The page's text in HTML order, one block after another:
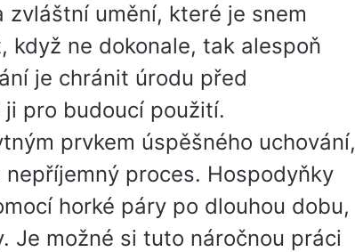
zvláštní umění, které je snem
když ne dokonale, tak alespoň
je chránit úrodu před
pro budoucí použití.
prvkem úspěšného uchování,
proces. Hospodyňky
horké páry po dlouhou dobu,
Je možné si tuto náročnou práci